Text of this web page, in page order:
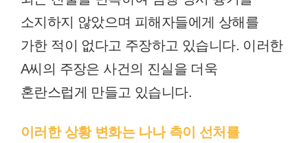
소지하지 않았으며 피해자들에게 상해를
가한 적이 없다고 주장하고 있습니다. 이러한
A씨의 주장은 사건의 진실을 더욱
혼란스럽게 만들고 있습니다.
이러한 상황 변화는 나나 측이 선처를